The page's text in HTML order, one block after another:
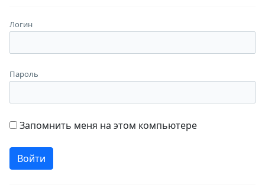
Логин
Пароль
Запомнить меня на этом компьютере